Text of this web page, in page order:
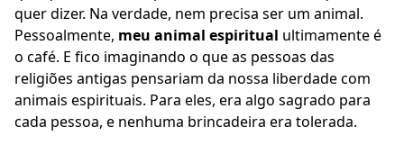
quer dizer. Na verdade, nem precisa ser um animal.
Pessoalmente, meu animal espiritual ultimamente é
o café. E fico imaginando o que as pessoas das
religiões antigas pensariam da nossa liberdade com
animais espirituais. Para eles, era algo sagrado para
cada pessoa, e nenhuma brincadeira era tolerada.